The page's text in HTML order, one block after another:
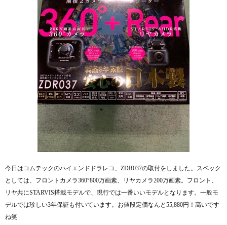
今日はコムテックのハイエンドドラレコ、ZDR037の取付をしました。スペック
としては、フロントカメラ360°800万画素、リヤカメラ200万画素。フロント、
リヤ共にSTARVIS搭載モデルで、現行では一番いいモデルとなります。一般モ
デルでは珍しい3年保証も付いています。お値段定価なんと55,880円！高いです
ね笑